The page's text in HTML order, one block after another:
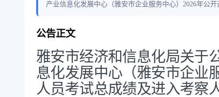
产业信息化发展中心（雅安市企业服务中心）2026年公
公告正文
雅安市经济和信息化局关于
息化发展中心（雅安市企业
人员考试总成绩及进入考察